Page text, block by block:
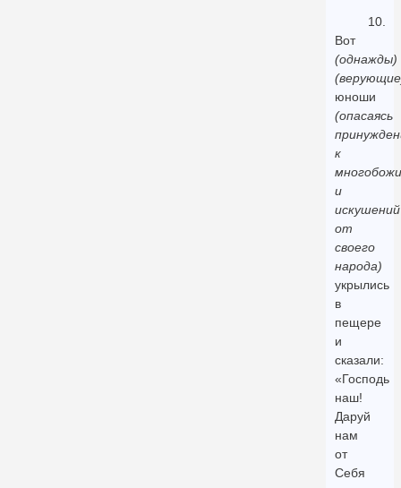
10.
Вот
(однажды)
юноши
(опасаясь
к
и
искушений
от
своего
народа)
укрылись
в
пещере
и
сказали:
«Господь
наш!
Даруй
нам
от
Себя